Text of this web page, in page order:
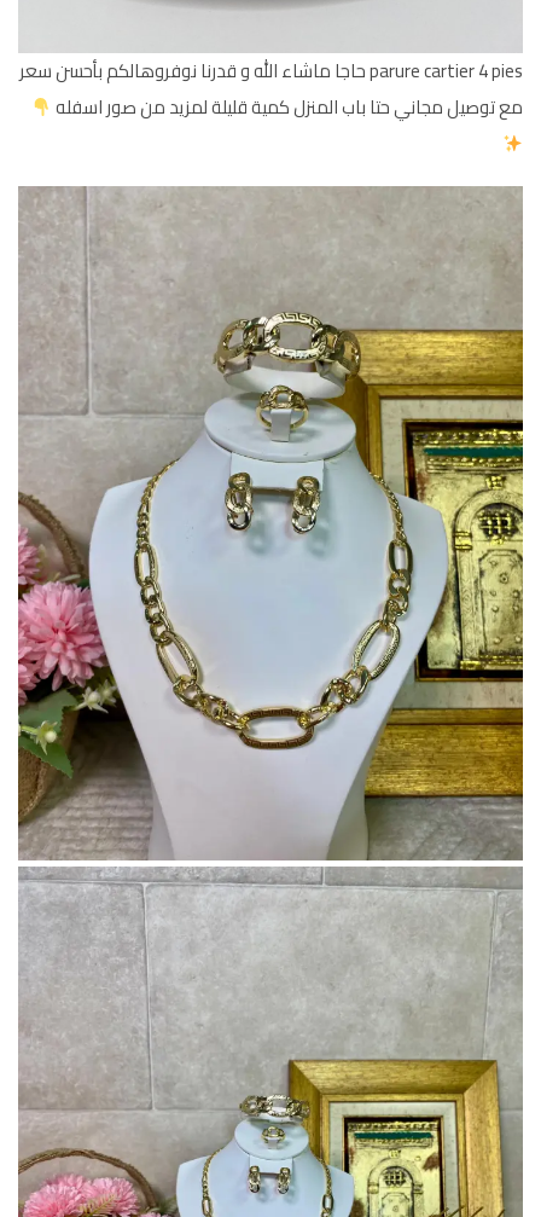
parure cartier 4 pies حاجا ماشاء الله و قدرنا نوفروهالكم بأحسن سعر
مع توصيل مجاني حتا باب المنزل كمية قليلة لمزيد من صور اسفله